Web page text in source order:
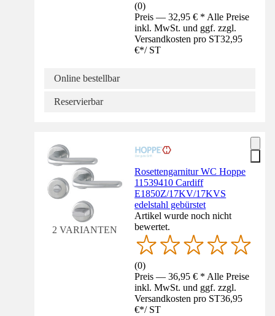
(0)
Preis — 32,95 € * Alle Preise
inkl. MwSt. und ggf. zzgl.
Versandkosten pro ST32,95
€*/ ST
Online bestellbar
Reservierbar
2 VARIANTEN
Rosettengarnitur WC Hoppe
11539410 Cardiff
E1850Z/17KV/17KVS
edelstahl gebürstet
Artikel wurde noch nicht
bewertet.
(0)
Preis — 36,95 € * Alle Preise
inkl. MwSt. und ggf. zzgl.
Versandkosten pro ST36,95
€*/ ST